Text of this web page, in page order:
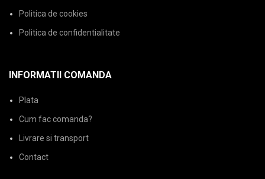
Politica de cookies
Politica de confidentialitate
INFORMATII COMANDA
Plata
Cum fac comanda?
Livrare si transport
Contact